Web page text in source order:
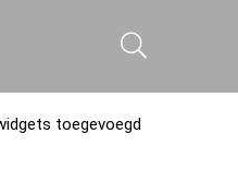
toegevoegd